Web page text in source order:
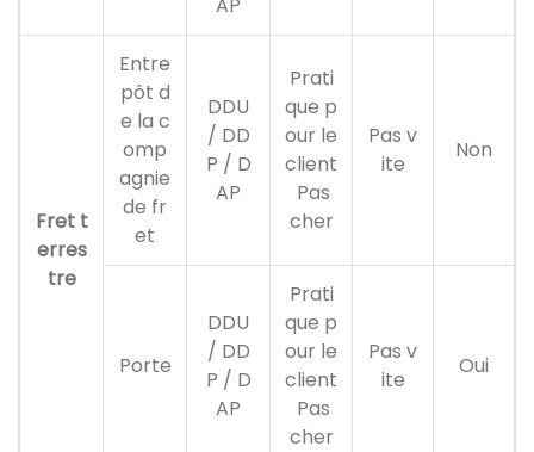
Fret t
erres
tre
Entre
pôt d
e la c
omp
agnie
de fr
et
DDU
/ DD
P / D
AP
Prati
que p
our le
client
Pas
cher
Pas v
ite
Non
Porte
DDU
/ DD
P / D
AP
Prati
que p
our le
client
Pas
cher
Pas v
ite
Oui